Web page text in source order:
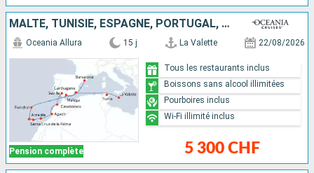
MALTE, TUNISIE, ESPAGNE, PORTUGAL, MAJORQUE, TENERIFE, LANZAROTE, MAROC
Pension complète
Oceania Allura 15 j La Valette 22/08/2026
5 300 CHF
Tous les restaurants inclus
Boissons sans alcool illimitées
Pourboires inclus
Wi-Fi illimité inclus